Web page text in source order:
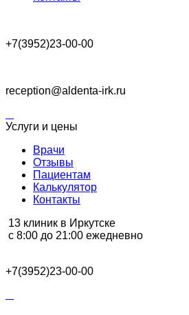
+7(3952)23-00-00
reception@aldenta-irk.ru
Услуги и цены
Врачи
Отзывы
Пациентам
Калькулятор
Контакты
13 клиник в Иркутске
с 8:00 до 21:00 ежедневно
+7(3952)23-00-00